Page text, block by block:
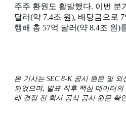
주주 환원도 활발했다. 이번 분
달러(약 7.4조 원), 배당금으로
행해 총 57억 달러(약 8.4조 원)
본 기사는 SEC 8-K 공시 원문 및
되었으며, 발표 직후 핵심 데이터
래 결정 전 회사 공식 공시 원문 확